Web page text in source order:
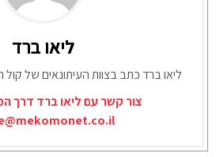
ליאו ברד
ליאו ברד כתב בצוות העיתונאים של קול
צור קשר עם ליאו ברד דרך